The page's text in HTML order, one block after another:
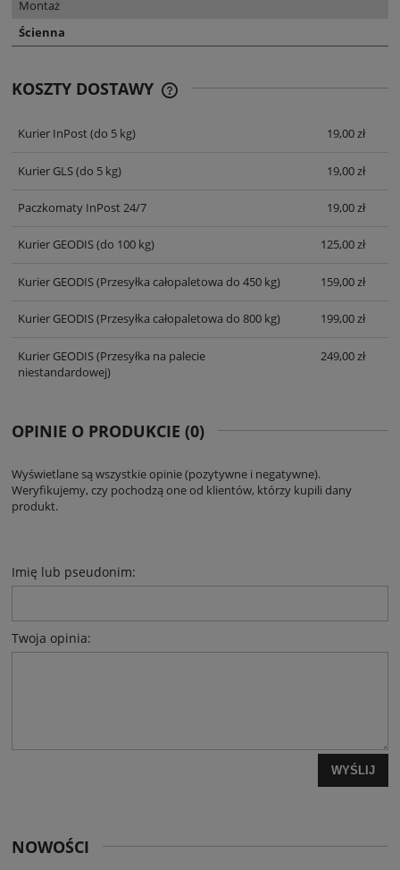
Montaż
Ścienna
KOSZTY DOSTAWY
Kurier InPost(do 5 kg) 19,00 zł
Kurier GLS(do 5 kg) 19,00 zł
Paczkomaty InPost 24/7 19,00 zł
Kurier GEODIS(do 100 kg) 125,00 zł
Kurier GEODIS(Przesyłka całopaletowa do 450 kg) 159,00 zł
Kurier GEODIS(Przesyłka całopaletowa do 800 kg) 199,00 zł
Kurier GEODIS(Przesyłka na palecie
niestandardowej)
249,00 zł
OPINIE O PRODUKCIE (0)
Wyświetlane są wszystkie opinie (pozytywne i negatywne).
Weryfikujemy, czy pochodzą one od klientów, którzy kupili dany
produkt.
Imię lub pseudonim:
Twoja opinia:
WYŚLIJ
NOWOŚCI